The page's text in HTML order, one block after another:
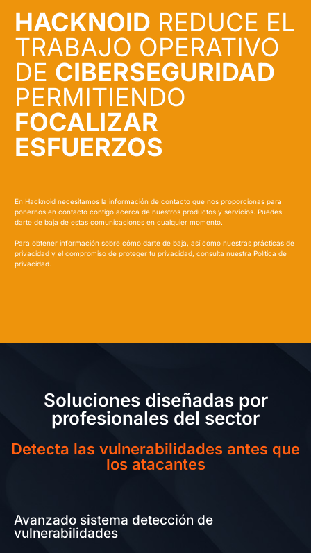
HACKNOID REDUCE EL
TRABAJO OPERATIVO
DE CIBERSEGURIDAD
PERMITIENDO
FOCALIZAR
ESFUERZOS
En Hacknoid necesitamos la información de contacto que nos proporcionas para
ponernos en contacto contigo acerca de nuestros productos y servicios. Puedes
darte de baja de estas comunicaciones en cualquier momento.
Para obtener información sobre cómo darte de baja, así como nuestras prácticas de
privacidad y el compromiso de proteger tu privacidad, consulta nuestra Política de
privacidad.
Soluciones diseñadas por
profesionales del sector
Detecta las vulnerabilidades antes que
los atacantes
Avanzado sistema detección de
vulnerabilidades